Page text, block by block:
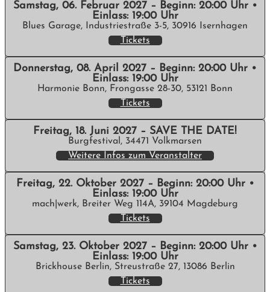
Samstag, 06. Februar 2027 – Beginn: 20:00 Uhr •
Einlass: 19:00 Uhr
Blues Garage, Industriestraße 3-5, 30916 Isernhagen
Tickets
Donnerstag, 08. April 2027 – Beginn: 20:00 Uhr •
Einlass: 19:00 Uhr
Harmonie Bonn, Frongasse 28-30, 53121 Bonn
Tickets
Freitag, 18. Juni 2027 – SAVE THE DATE!
Burgfestival, 34471 Volkmarsen
Weitere Infos zum Veranstalter
Freitag, 22. Oktober 2027 – Beginn: 20:00 Uhr •
Einlass: 19:00 Uhr
mach|werk, Breiter Weg 114A, 39104 Magdeburg
Tickets
Samstag, 23. Oktober 2027 – Beginn: 20:00 Uhr •
Einlass: 19:00 Uhr
Brickhouse Berlin, Streustraße 27, 13086 Berlin
Tickets